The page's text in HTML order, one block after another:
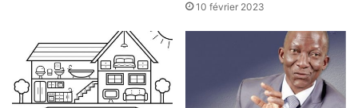
10 février 2023